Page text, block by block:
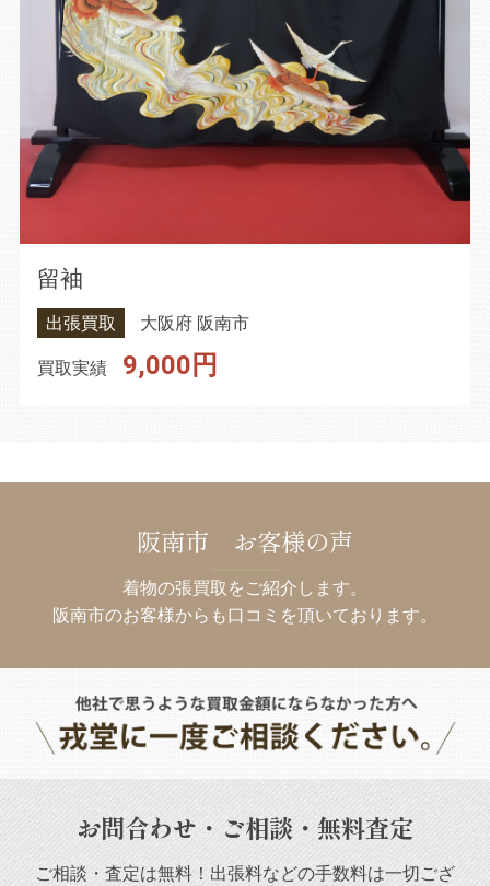
留袖
出張買取 大阪府 阪南市
買取実績 9,000円
阪南市 お客様の声
着物の張買取をご紹介します。
阪南市のお客様からも口コミを頂いております。
お問合わせ・ご相談・無料査定
ご相談・査定は無料！出張料などの手数料は一切ござ